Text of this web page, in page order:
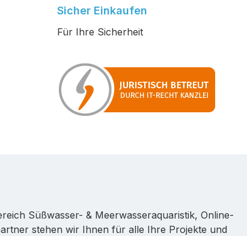
Sicher Einkaufen
Für Ihre Sicherheit
Süßwasser- & Meerwasseraquaristik, Online-
stehen wir Ihnen für alle Ihre Projekte und